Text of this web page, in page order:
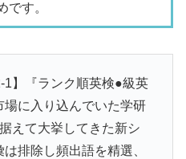
です。
1】『ランク順英検●級英
に入り込んでいた学研
えて大挙してきた新シ
排除し頻出語を精選、